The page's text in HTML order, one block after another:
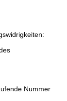
Nummer